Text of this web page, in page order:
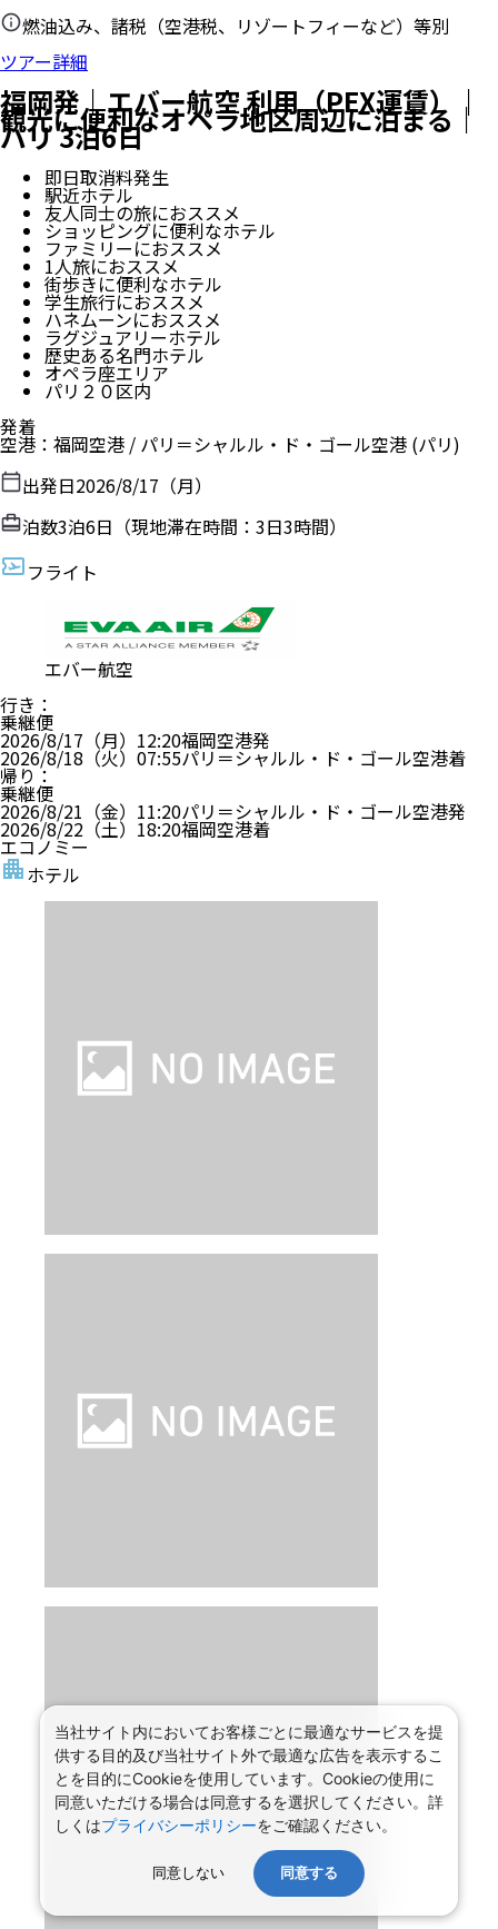
燃油込み、諸税（空港税、リゾートフィーなど）等別
ツアー詳細
福岡発｜エバー航空 利用（PEX運賃）｜
観光に便利なオペラ地区周辺に泊まる｜
パリ 3泊6日
即日取消料発生
駅近ホテル
友人同士の旅におススメ
ショッピングに便利なホテル
ファミリーにおススメ
1人旅におススメ
街歩きに便利なホテル
学生旅行におススメ
ハネムーンにおススメ
ラグジュアリーホテル
歴史ある名門ホテル
オペラ座エリア
パリ２０区内
発着
空港 ： 福岡空港 / パリ＝シャルル・ド・ゴール空港 (パリ)
出発日2026/8/17（月）
泊数3泊6日（現地滞在時間： 3日3時間）
フライト
エバー航空
行き ：
乗継便
2026/8/17（月） 12:20福岡空港発
2026/8/18（火） 07:55パリ＝シャルル・ド・ゴール空港着
帰り ：
乗継便
2026/8/21（金） 11:20パリ＝シャルル・ド・ゴール空港発
2026/8/22（土） 18:20福岡空港着
エコノミー
ホテル
当社サイト内においてお客様ごとに最適なサービスを提
供する目的及び当社サイト外で最適な広告を表示するこ
とを目的にCookieを使用しています。Cookieの使用に
同意いただける場合は同意するを選択してください。詳
しくはプライバシーポリシーをご確認ください。
同意しない 同意する